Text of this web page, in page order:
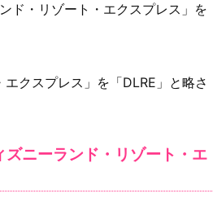
ド・リゾート・エクスプレス」を
クスプレス」を「DLRE」と略さ
ズニーランド・リゾート・エ